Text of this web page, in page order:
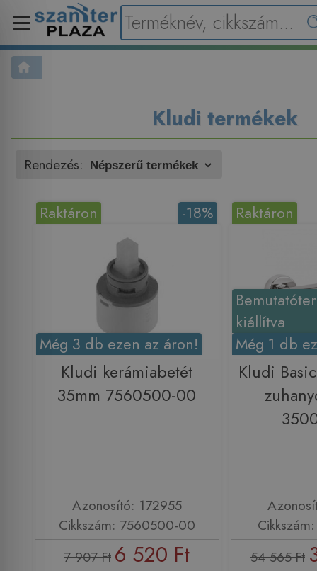
Kludi termékek
Rendezés:
-18%
Raktáron
Még 3 db ezen az áron!
Kludi kerámiabetét
35mm 7560500-00
Azonosító: 172955
Cikkszám: 7560500-00
7 907 Ft 6 520 Ft
kiállítva
Még 1 db
Raktáron
Kludi
54 565 Ft